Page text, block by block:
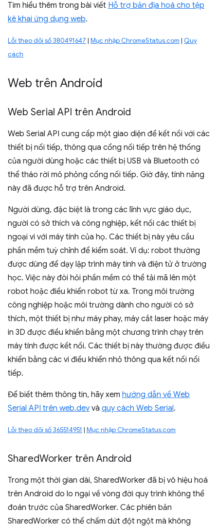
Tìm hiểu thêm trong bài viết Hỗ trợ bản địa hoá cho tệp
kê khai ứng dụng web.
Lỗi theo dõi số 380491647 | Mục nhập ChromeStatus.com | Quy
cách
Web trên Android
Web Serial API trên Android
Web Serial API cung cấp một giao diện để kết nối với các
thiết bị nối tiếp, thông qua cổng nối tiếp trên hệ thống
của người dùng hoặc các thiết bị USB và Bluetooth có
thể tháo rời mô phỏng cổng nối tiếp. Giờ đây, tính năng
này đã được hỗ trợ trên Android.
Người dùng, đặc biệt là trong các lĩnh vực giáo dục,
người có sở thích và công nghiệp, kết nối các thiết bị
ngoại vi với máy tính của họ. Các thiết bị này yêu cầu
phần mềm tuỳ chỉnh để kiểm soát. Ví dụ: robot thường
được dùng để dạy lập trình máy tính và điện tử ở trường
học. Việc này đòi hỏi phần mềm có thể tải mã lên một
robot hoặc điều khiển robot từ xa. Trong môi trường
công nghiệp hoặc môi trường dành cho người có sở
thích, một thiết bị như máy phay, máy cắt laser hoặc máy
in 3D được điều khiển bằng một chương trình chạy trên
máy tính được kết nối. Các thiết bị này thường được điều
khiển bằng các vi điều khiển nhỏ thông qua kết nối nối
tiếp.
Để biết thêm thông tin, hãy xem hướng dẫn về Web
Serial API trên web.dev và quy cách Web Serial.
Lỗi theo dõi số 365514951 | Mục nhập ChromeStatus.com
SharedWorker trên Android
Trong một thời gian dài, SharedWorker đã bị vô hiệu hoá
trên Android do lo ngại về vòng đời quy trình không thể
đoán trước của SharedWorker. Các phiên bản
SharedWorker có thể chấm dứt đột ngột mà không